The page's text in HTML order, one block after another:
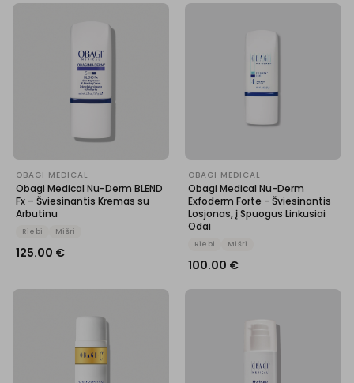
OBAGI MEDICAL
Obagi Medical Nu-Derm BLEND
Fx – Šviesinantis Kremas su
Arbutinu
Riebi Mišri
125.00 €
OBAGI MEDICAL
Obagi Medical Nu-Derm
Exfoderm Forte - Šviesinantis
Losjonas, į Spuogus Linkusiai
Odai
Riebi Mišri
100.00 €